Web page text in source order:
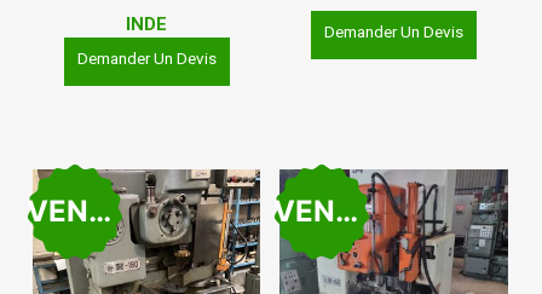
INDE
Demander Un Devis
Demander Un Devis
VENDU VENDU